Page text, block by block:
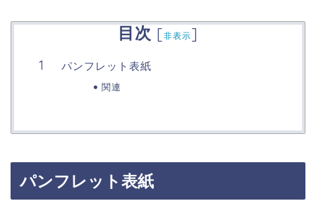
目次 [非表示]
パンフレット表紙
関連
パンフレット表紙